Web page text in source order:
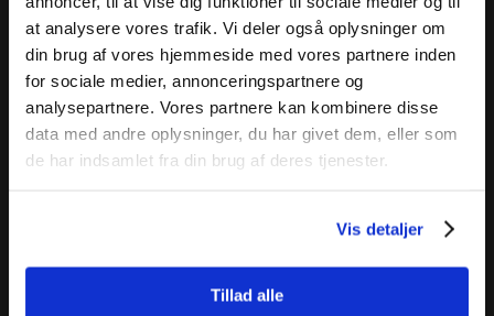
at analysere vores trafik. Vi deler også oplysninger om
din brug af vores hjemmeside med vores partnere inden
for sociale medier, annonceringspartnere og
analysepartnere. Vores partnere kan kombinere disse
data med andre oplysninger, du har givet dem, eller som
de har indsamlet fra din brug af deres tjenester.
Vis detaljer
Tillad alle